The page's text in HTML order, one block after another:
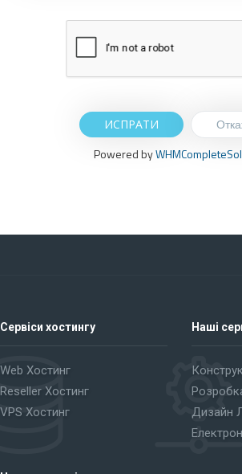
Powered by
Сервіси хостингу
Web Хостинг
Reseller Хостинг
VPS Хостинг
Наші
Дизайн